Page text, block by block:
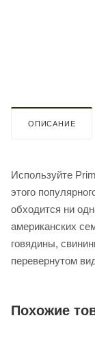
ОПИСАНИЕ
Используйте
этого
обходится ни
американских
говядины,
перевернутом
Похожие